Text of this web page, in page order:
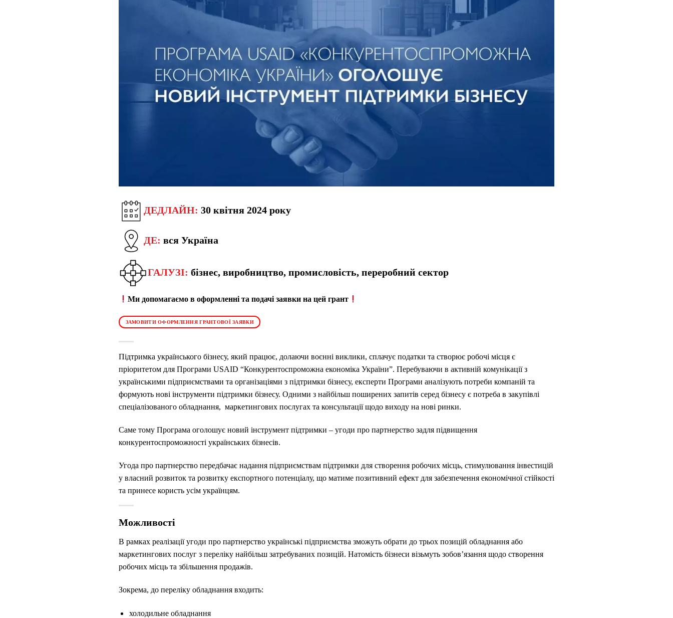
ДЕДЛАЙН: 30 квітня 2024 року
ДЕ: вся Україна
ГАЛУЗІ: бізнес, виробництво, промисловість, переробний сектор
Ми допомагаємо в оформленні та подачі заявки на цей грант
ЗАМОВИТИ ОФОРМЛЕННЯ ГРАНТОВОЇ ЗАЯВКИ
Підтримка українського бізнесу, який працює, долаючи воєнні виклики, сплачує податки та створює робочі місця є
пріоритетом для Програми USAID “Конкурентоспроможна економіка України”. Перебуваючи в активній комунікації з
українськими підприємствами та організаціями з підтримки бізнесу, експерти Програми аналізують потреби компаній та
формують нові інструменти підтримки бізнесу. Одними з найбільш поширених запитів серед бізнесу є потреба в закупівлі
спеціалізованого обладнання, маркетингових послугах та консультації щодо виходу на нові ринки.
Саме тому Програма оголошує новий інструмент підтримки – угоди про партнерство задля підвищення
конкурентоспроможності українських бізнесів.
Угода про партнерство передбачає надання підприємствам підтримки для створення робочих місць, стимулювання інвестицій
у власний розвиток та розвитку експортного потенціалу, що матиме позитивний ефект для забезпечення економічної стійкості
та принесе користь усім українцям.
Можливості
В рамках реалізації угоди про партнерство українські підприємства зможуть обрати до трьох позицій обладнання або
маркетингових послуг з переліку найбільш затребуваних позицій. Натомість бізнеси візьмуть зобов’язання щодо створення
робочих місць та збільшення продажів.
Зокрема, до переліку обладнання входить:
холодильне обладнання